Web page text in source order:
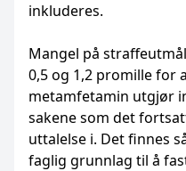
inkluderes.
Mangel på
0,5 og 1,2 promille for
metamfetamin utgjør
sakene som det
uttalelse i. Det finnes
faglig grunnlag til å